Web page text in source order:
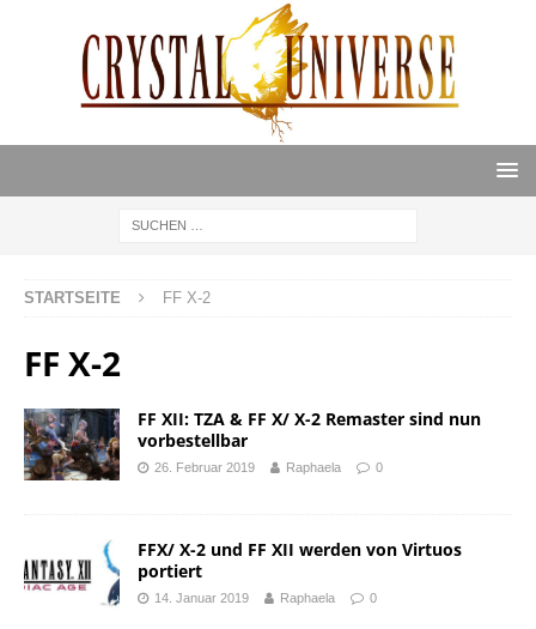
STARTSEITE FF X-2
FF X-2
FF XII: TZA & FF X/ X-2 Remaster sind nun
vorbestellbar
26. Februar 2019 Raphaela 0
FFX/ X-2 und FF XII werden von Virtuos
portiert
14. Januar 2019 Raphaela 0